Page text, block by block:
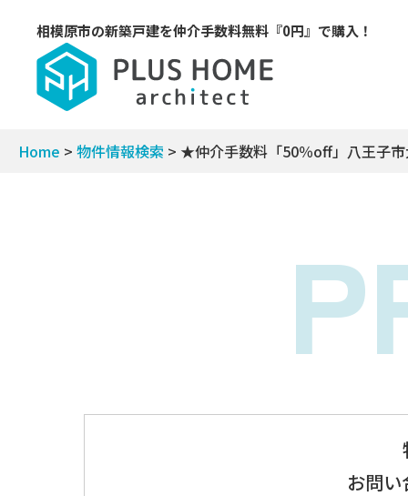
相模原市の新築戸建を仲介手数料無料『0円』で購入！
Home > 物件情報検索 > ★仲介手数料「50％off」八王子
お問